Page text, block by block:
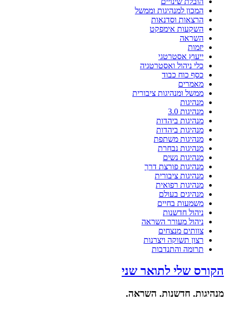
המכון למנהיגות וממשל
הרצאות וסדנאות
השקעות אימפקט
השראה
יזמות
ייעוץ אסטרטגי
כלי ניהול ואסטרטגיה
כסף כוח כבוד
מאמרים
ממשל ומנהיגות ציבורית
מנהיגות
מנהיגות 3.0
מנהיגות ביהדות
מנהיגות ביהדות
מנהיגות משתפת
מנהיגות נבחרת
מנהיגות נשים
מנהיגות פורצת דרך
מנהיגות ציבורית
מנהיגות רפואית
מנהיגים בעולם
משמעות בחיים
ניהול חדשנות
ניהול מעורר השראה
צוותים מנצחים
רצון תשוקה ויצרנות
תרומה והתנדבות
שלי לתואר שני
חדשנות. השראה.